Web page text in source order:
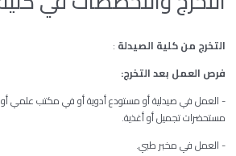
التخرج من كلية الصيدلة :
فرص العمل بعد التخرج:
- العمل في صيدلية أو مستودع أدوية أو في مكتب علمي
مستحضرات تجميل أو أغذية.
- العمل في مخبر طبي.